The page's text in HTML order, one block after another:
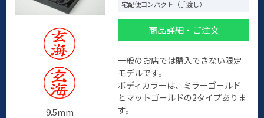
9.5mm
宅配便コンパクト（手渡し）
商品詳細・ご注文
一般のお店では購入できない限定
モデルです。
ボディカラーは、ミラーゴールド
とマットゴールドの2タイプありま
す。